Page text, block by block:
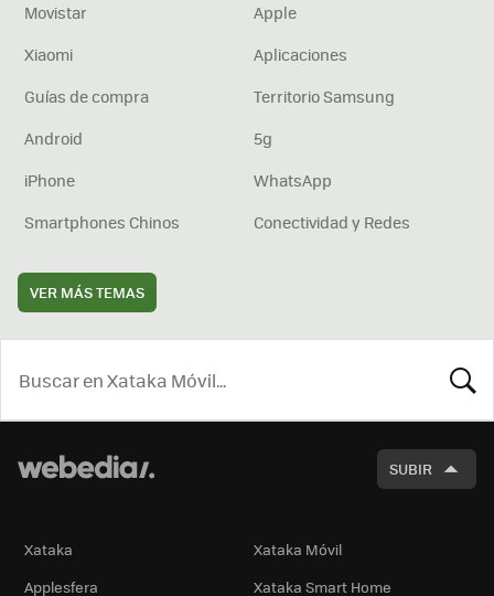
Movistar
Apple
Xiaomi
Aplicaciones
Guías de compra
Territorio Samsung
Android
5g
iPhone
WhatsApp
Smartphones Chinos
Conectividad y Redes
VER MÁS TEMAS
SUBIR
Xataka
Xataka Móvil
Applesfera
Xataka Smart Home